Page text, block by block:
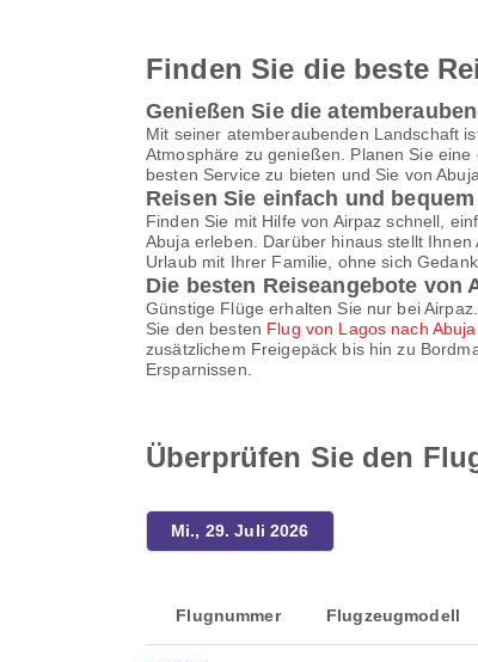
Finden Sie die beste
Genießen Sie die
Mit seiner atemberaubenden Landschaft
Atmosphäre zu genießen. Planen Sie
besten Service zu bieten und Sie von
Reisen Sie einfach und
Finden Sie mit Hilfe von Airpaz schnell,
Abuja erleben. Darüber hinaus stellt
Urlaub mit Ihrer Familie, ohne sich
Die besten Reiseangebote von
Günstige Flüge erhalten Sie nur bei
Sie den besten Flug von Lagos nach Abuja
zusätzlichem Freigepäck bis hin zu
Ersparnissen.
Überprüfen Sie den
Mi., 29. Juli 2026
Flugnummer Flugzeugmodell